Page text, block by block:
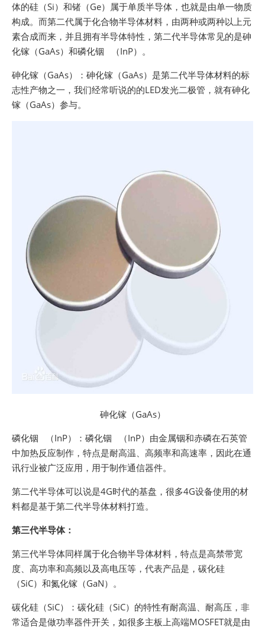
体的硅（Si）和锗（Ge）属于单质半导体，也就是由单一物质
构成。而第二代属于化合物半导体材料，由两种或两种以上元
素合成而来，并且拥有半导体特性，第二代半导体常见的是砷
化镓（GaAs）和磷化铟 （InP）。
砷化镓（GaAs）：砷化镓（GaAs）是第二代半导体材料的标
志性产物之一，我们经常听说的的LED发光二极管，就有砷化
镓（GaAs）参与。
砷化镓（GaAs）
磷化铟 （InP）：磷化铟 （InP）由金属铟和赤磷在石英管
中加热反应制作，特点是耐高温、高频率和高速率，因此在通
讯行业被广泛应用，用于制作通信器件。
第二代半导体可以说是4G时代的基盘，很多4G设备使用的材
料都是基于第二代半导体材料打造。
第三代半导体：
第三代半导体同样属于化合物半导体材料，特点是高禁带宽
度、高功率和高频以及高电压等，代表产品是，碳化硅
（SiC）和氮化镓（GaN）。
碳化硅（SiC）：碳化硅（SiC）的特性有耐高温、耐高压，非
常适合是做功率器件开关，如很多主板上高端MOSFET就是由